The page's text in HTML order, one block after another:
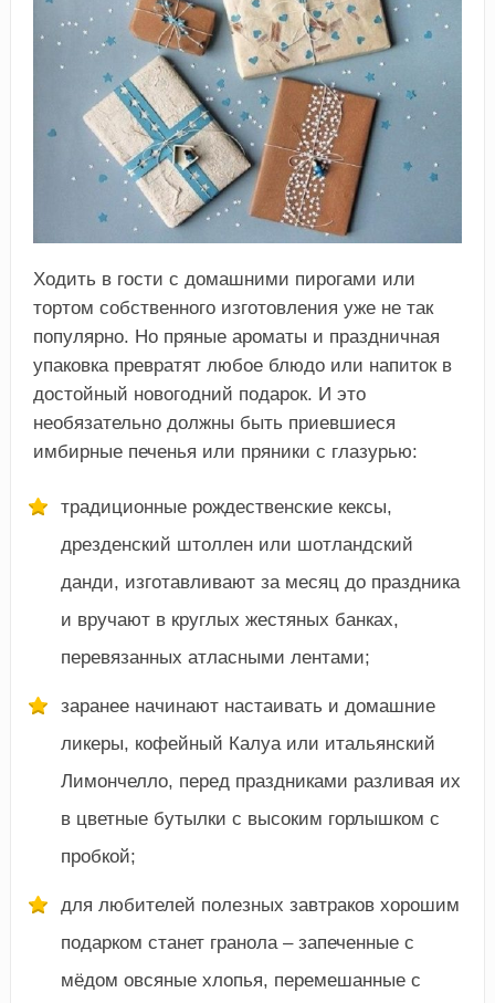
Ходить в гости с домашними пирогами или
тортом собственного изготовления уже не так
популярно. Но пряные ароматы и праздничная
упаковка превратят любое блюдо или напиток в
достойный новогодний подарок. И это
необязательно должны быть приевшиеся
имбирные печенья или пряники с глазурью:
традиционные рождественские кексы,
дрезденский штоллен или шотландский
данди, изготавливают за месяц до праздника
и вручают в круглых жестяных банках,
перевязанных атласными лентами;
заранее начинают настаивать и домашние
ликеры, кофейный Калуа или итальянский
Лимончелло, перед праздниками разливая их
в цветные бутылки с высоким горлышком с
пробкой;
для любителей полезных завтраков хорошим
подарком станет гранола – запеченные с
мёдом овсяные хлопья, перемешанные с